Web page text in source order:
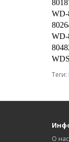
WD-
WD-
Теги:
О нас